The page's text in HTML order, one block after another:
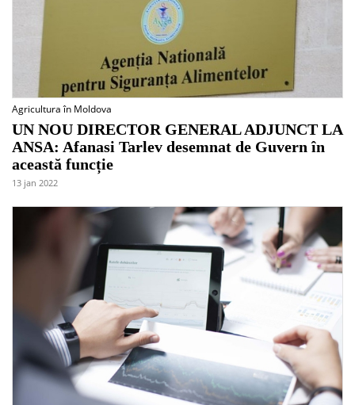
Agricultura în Moldova
UN NOU DIRECTOR GENERAL ADJUNCT LA
ANSA: Afanasi Tarlev desemnat de Guvern în
această funcție
13 jan 2022